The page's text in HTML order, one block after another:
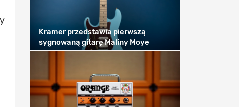
Kramer przedstawia pierwszą
sygnowaną gitarę Maliny Moye